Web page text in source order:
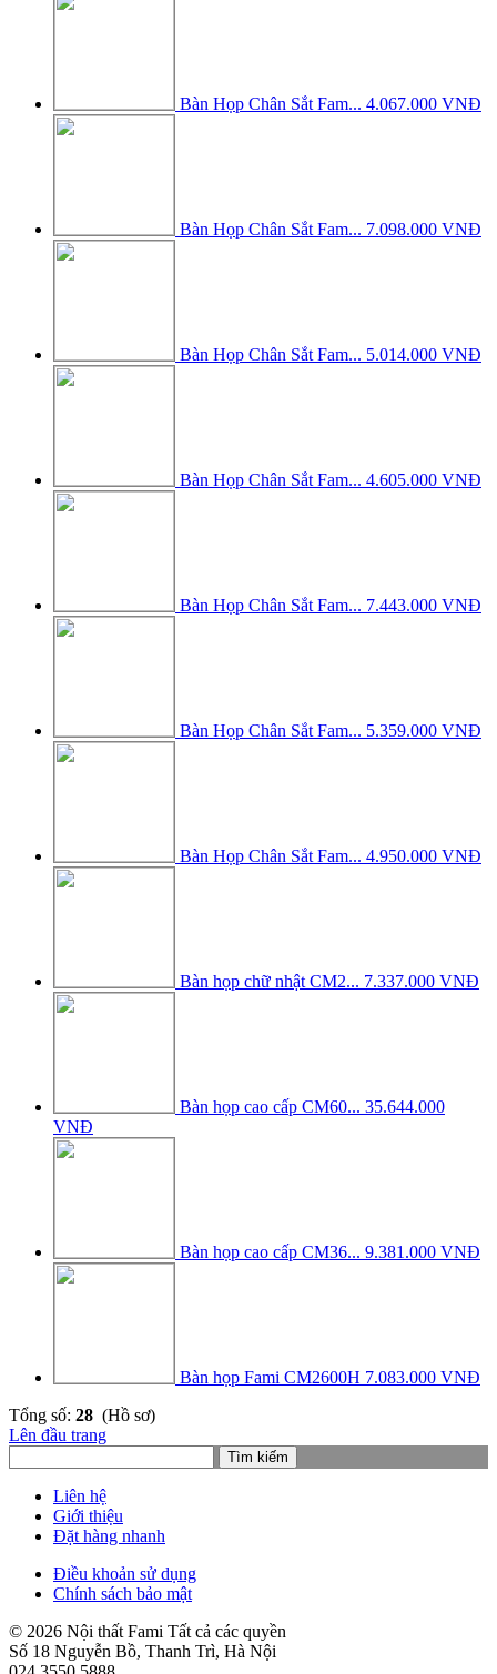
Bàn Họp Chân Sắt Fam... 4.067.000 VNĐ
Bàn Họp Chân Sắt Fam... 7.098.000 VNĐ
Bàn Họp Chân Sắt Fam... 5.014.000 VNĐ
Bàn Họp Chân Sắt Fam... 4.605.000 VNĐ
Bàn Họp Chân Sắt Fam... 7.443.000 VNĐ
Bàn Họp Chân Sắt Fam... 5.359.000 VNĐ
Bàn Họp Chân Sắt Fam... 4.950.000 VNĐ
Bàn họp chữ nhật CM2... 7.337.000 VNĐ
Bàn họp cao cấp CM60... 35.644.000
VNĐ
Bàn họp cao cấp CM36... 9.381.000 VNĐ
Bàn họp Fami CM2600H 7.083.000 VNĐ
Tổng số: 28 (Hồ sơ)
Lên đầu trang
Tìm kiếm
Liên hệ
Giới thiệu
Đặt hàng nhanh
Điều khoản sử dụng
Chính sách bảo mật
© 2026 Nội thất Fami Tất cả các quyền
Số 18 Nguyễn Bồ, Thanh Trì, Hà Nội